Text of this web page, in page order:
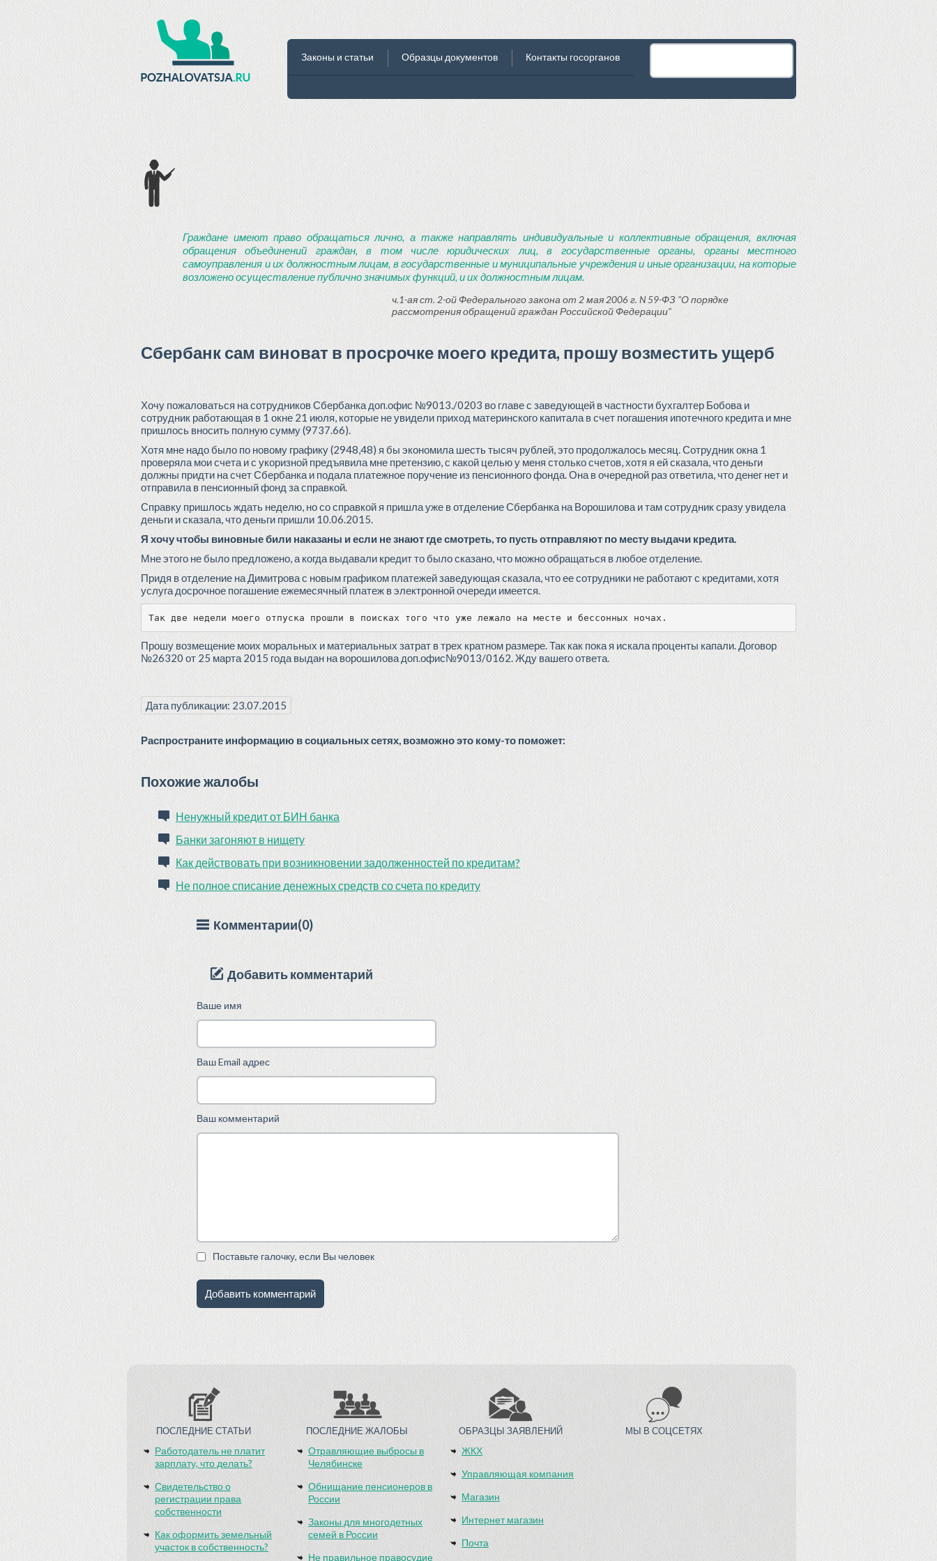
Законы и статьи Образцы документов Контакты госорганов
Граждане имеют право обращаться лично, а также направлять индивидуальные и коллективные обращения, включая
обращения объединений граждан, в том числе юридических лиц, в государственные органы, органы местного
самоуправления и их должностным лицам, в государственные и муниципальные учреждения и иные организации, на которые
возложено осуществление публично значимых функций, и их должностным лицам.
ч.1-ая ст. 2-ой Федерального закона от 2 мая 2006 г. N 59-ФЗ "О порядке
рассмотрения обращений граждан Российской Федерации"
Сбербанк сам виноват в просрочке моего кредита, прошу возместить ущерб
Хочу пожаловаться на сотрудников Сбербанка доп.офис №9013./0203 во главе с заведующей в частности бухгалтер Бобова и
сотрудник работающая в 1 окне 21 июля, которые не увидели приход материнского капитала в счет погашения ипотечного кредита и мне
пришлось вносить полную сумму (9737.66).
Хотя мне надо было по новому графику (2948,48) я бы экономила шесть тысяч рублей, это продолжалось месяц. Сотрудник окна 1
проверяла мои счета и с укоризной предъявила мне претензию, с какой целью у меня столько счетов, хотя я ей сказала, что деньги
должны придти на счет Сбербанка и подала платежное поручение из пенсионного фонда. Она в очередной раз ответила, что денег нет и
отправила в пенсионный фонд за справкой.
Справку пришлось ждать неделю, но со справкой я пришла уже в отделение Сбербанка на Ворошилова и там сотрудник сразу увидела
деньги и сказала, что деньги пришли 10.06.2015.
Я хочу чтобы виновные били наказаны и если не знают где смотреть, то пусть отправляют по месту выдачи кредита.
Мне этого не было предложено, а когда выдавали кредит то было сказано, что можно обращаться в любое отделение.
Придя в отделение на Димитрова с новым графиком платежей заведующая сказала, что ее сотрудники не работают с кредитами, хотя
услуга досрочное погашение ежемесячный платеж в электронной очереди имеется.
Так две недели моего отпуска прошли в поисках того что уже лежало на месте и бессонных ночах.
Прошу возмещение моих моральных и материальных затрат в трех кратном размере. Так как пока я искала проценты капали. Договор
№26320 от 25 марта 2015 года выдан на ворошилова доп.офис№9013/0162. Жду вашего ответа.
Дата публикации: 23.07.2015
Распространите информацию в социальных сетях, возможно это кому-то поможет:
Похожие жалобы
Ненужный кредит от БИН банка
Банки загоняют в нищету
Как действовать при возникновении задолженностей по кредитам?
Не полное списание денежных средств со счета по кредиту
Комментарии(0)
Добавить комментарий
Ваше имя
Ваш Email адрес
Ваш комментарий
Поставьте галочку, если Вы человек
ПОСЛЕДНИЕ СТАТЬИ
Работодатель не платит
зарплату, что делать?
Свидетельство о
регистрации права
собственности
Как оформить земельный
участок в собственность?
ПОСЛЕДНИЕ ЖАЛОБЫ
Отравляющие выбросы в
Челябинске
Обнищание пенсионеров в
России
Законы для многодетных
семей в России
Не правильное правосудие
ОБРАЗЦЫ ЗАЯВЛЕНИЙ
ЖКХ
Управляющая компания
Магазин
Интернет магазин
Почта
МЫ В СОЦСЕТЯХ